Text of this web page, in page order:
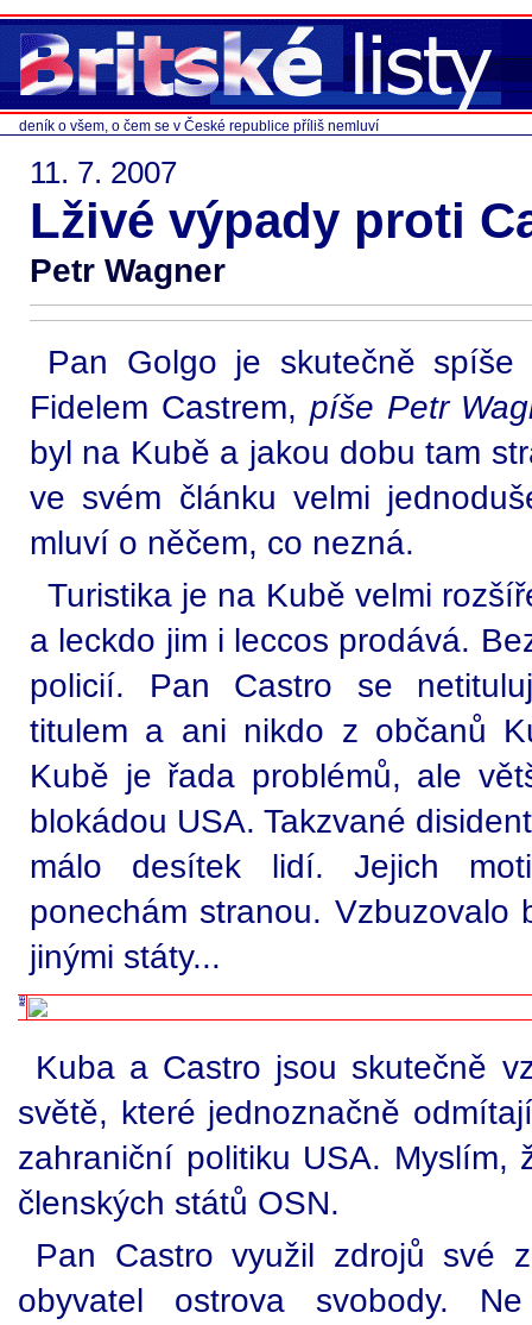
deník o všem, o čem se v České republice příliš nemluví
11. 7. 2007
Lživé výpady proti
Petr Wagner
Pan Golgo je skutečně
Fidelem Castrem, píše Petr
byl na Kubě a jakou dobu tam
ve svém článku velmi
mluví o něčem, co nezná.
Turistika je na Kubě velmi
a leckdo jim i leccos prodává.
policií. Pan Castro se
titulem a ani nikdo z občanů
Kubě je řada problémů, ale
blokádou USA. Takzvané
málo desítek lidí. Jejich
ponechám stranou. Vzbuzovalo
jinými státy...
Kuba a Castro jsou skutečně
světě, které jednoznačně
zahraniční politiku USA. Myslím,
členských států OSN.
Pan Castro využil zdrojů své
obyvatel ostrova svobody.